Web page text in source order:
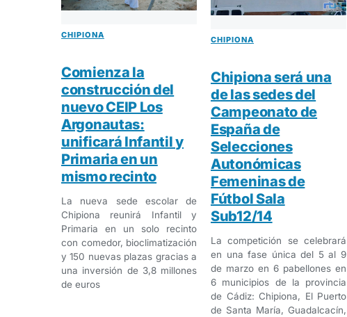
CHIPIONA
Comienza la
construcción del
nuevo CEIP Los
Argonautas:
unificará Infantil y
Primaria en un
mismo recinto
La nueva sede escolar de
Chipiona reunirá Infantil y
Primaria en un solo recinto
con comedor, bioclimatización
y 150 nuevas plazas gracias a
una inversión de 3,8 millones
de euros
CHIPIONA
Chipiona será una
de las sedes del
Campeonato de
España de
Selecciones
Autonómicas
Femeninas de
Fútbol Sala
Sub12/14
La competición se celebrará
en una fase única del 5 al 9
de marzo en 6 pabellones en
6 municipios de la provincia
de Cádiz: Chipiona, El Puerto
de Santa María, Guadalcacín,